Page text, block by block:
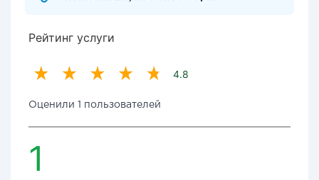
Рейтинг услуги
4.8
Оценили 1 пользователей
1